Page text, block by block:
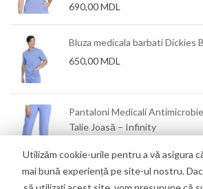
690,00MDL
Bluza medicala barbati Dickies
650,00MDL
Pantaloni Medicali
Talie Joasă – Infinity
Utilizăm cookie-urile pentru a vă asigura
mai bună experiență pe site-ul nostru.